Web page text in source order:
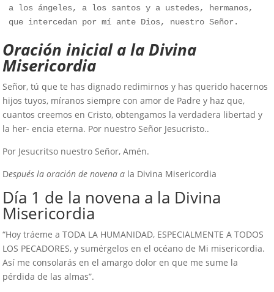
a los ángeles, a los santos y a ustedes, hermanos,
que intercedan por mí ante Dios, nuestro Señor.
Oración inicial a la Divina
Misericordia
Señor, tú que te has dignado redimirnos y has querido hacernos
hijos tuyos, míranos siempre con amor de Padre y haz que,
cuantos creemos en Cristo, obtengamos la verdadera libertad y
la her- encia eterna. Por nuestro Señor Jesucristo..
Por Jesucritso nuestro Señor, Amén.
Después la oración de novena a la Divina Misericordia
Día 1 de la novena a la Divina
Misericordia
“Hoy tráeme a TODA LA HUMANIDAD, ESPECIALMENTE A TODOS
LOS PECADORES, y sumérgelos en el océano de Mi misericordia.
Así me consolarás en el amargo dolor en que me sume la
pérdida de las almas”.